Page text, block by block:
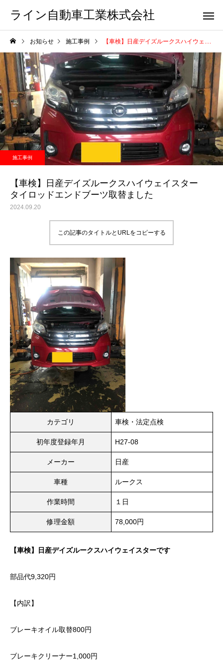
ライン自動車工業株式会社
お知らせ 施工事例 【車検】日産デイズルークスハイウェイスター タイロッドエンドブーツ取替ました
施工事例
【車検】日産デイズルークスハイウェイスター
タイロッドエンドブーツ取替ました
2024.09.20
この記事のタイトルとURLをコピーする
カテゴリ 車検・法定点検
初年度登録年月 H27-08
メーカー 日産
車種 ルークス
作業時間 １日
修理金額 78,000円
【車検】日産デイズルークスハイウェイスターです
部品代9,320円
【内訳】
ブレーキオイル取替800円
ブレーキクリーナー1,000円